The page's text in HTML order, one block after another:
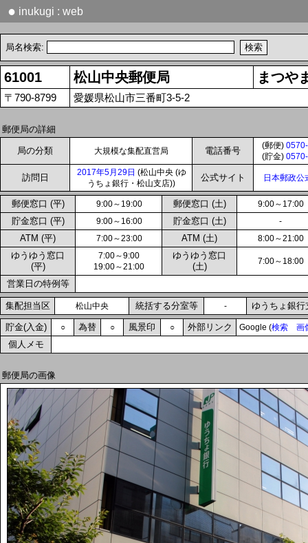
● inukugi : web
局名検索:
61001 松山中央郵便局 まつや
〒790-8799 愛媛県松山市三番町3-5-2
郵便局の詳細
局の分類 大規模な集配直営局 電話番号 (郵便)
(貯金)
訪問日 2017年5月29日 (松山中央 (ゆ
うちょ銀行・松山支店))
公式サイト 日本郵政公
郵便窓口 (平) 9:00～19:00 郵便窓口 (土) 9:00～17:00
貯金窓口 (平) 9:00～16:00 貯金窓口 (土) -
ATM (平) 7:00～23:00 ATM (土) 8:00～21:00
ゆうゆう窓口
(平)
7:00～9:00
19:00～21:00
ゆうゆう窓口
(土)
7:00～18:00
営業日の特例等
集配担当区 松山中央 統括する分室等 - ゆうちょ銀行
貯金(入金) ○ 為替 ○ 風景印 ○ 外部リンク Google (検索 画
個人メモ
郵便局の画像